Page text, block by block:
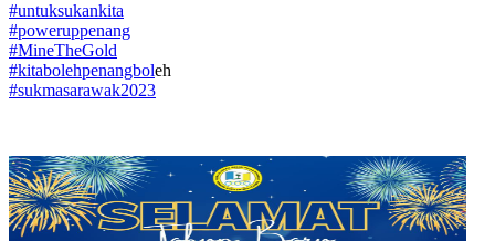
#untuksukankita
#poweruppenang
#MineTheGold
#kitabolehpenangboleh
#sukmasarawak2023